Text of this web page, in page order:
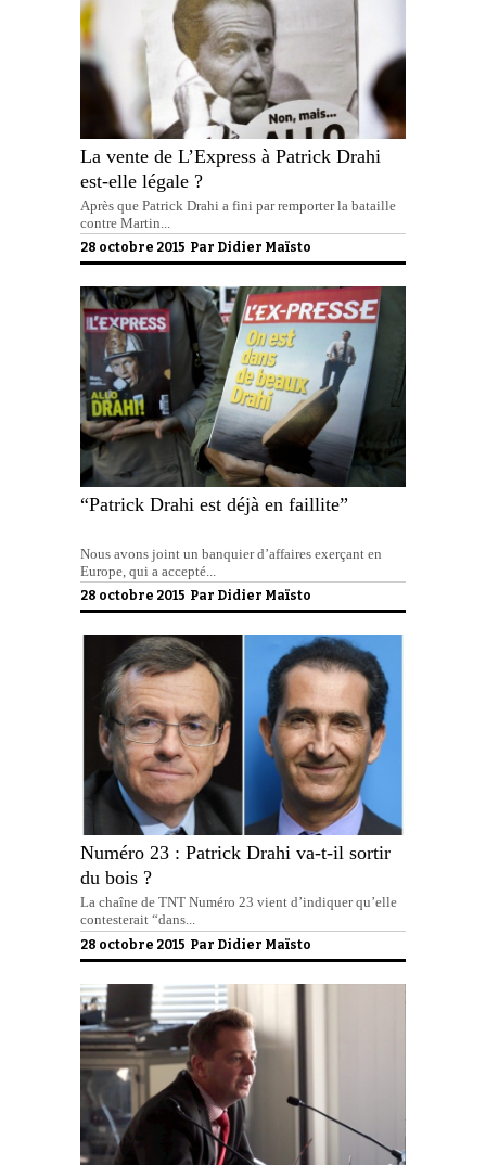
La vente de L’Express à Patrick Drahi
est-elle légale ?
Après que Patrick Drahi a fini par remporter la bataille
contre Martin...
28 octobre 2015 Par Didier Maïsto
“Patrick Drahi est déjà en faillite”
Nous avons joint un banquier d’affaires exerçant en
Europe, qui a accepté...
28 octobre 2015 Par Didier Maïsto
Numéro 23 : Patrick Drahi va-t-il sortir
du bois ?
La chaîne de TNT Numéro 23 vient d’indiquer qu’elle
contesterait “dans...
28 octobre 2015 Par Didier Maïsto